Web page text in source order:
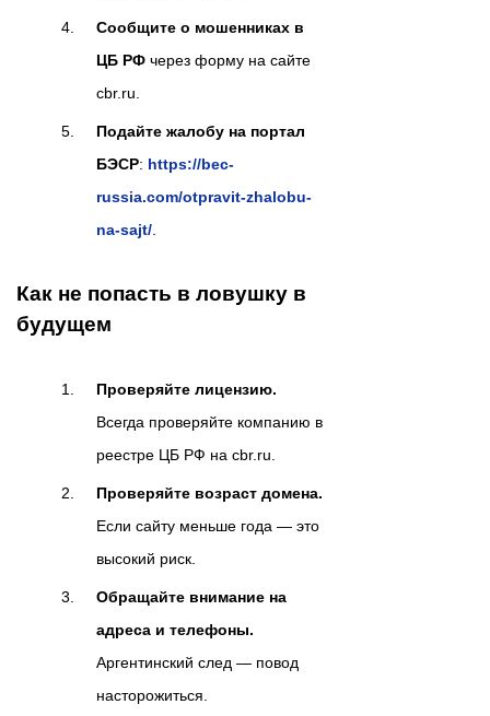
Сообщите о мошенниках в
ЦБ РФ через форму на сайте
cbr.ru.
Подайте жалобу на портал
БЭСР: https://bec-
russia.com/otpravit-zhalobu-
na-sajt/.
Как не попасть в ловушку в
будущем
Проверяйте лицензию.
Всегда проверяйте компанию в
реестре ЦБ РФ на cbr.ru.
Проверяйте возраст домена.
Если сайту меньше года — это
высокий риск.
Обращайте внимание на
адреса и телефоны.
Аргентинский след — повод
насторожиться.